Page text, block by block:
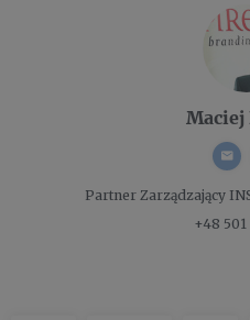
Maciej
Partner Zarządzający
+48 501